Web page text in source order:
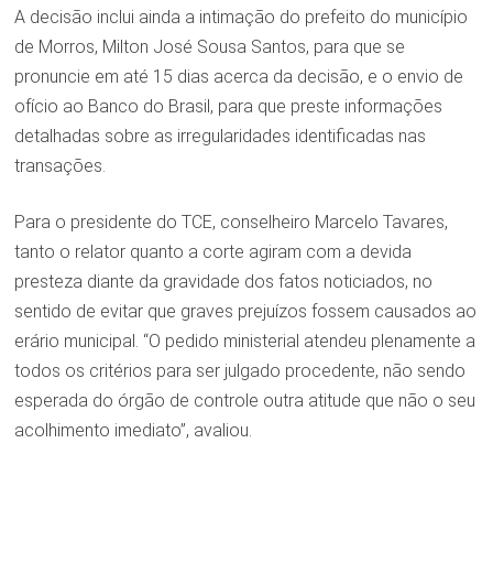
A decisão inclui ainda a intimação do prefeito do município
de Morros, Milton José Sousa Santos, para que se
pronuncie em até 15 dias acerca da decisão, e o envio de
ofício ao Banco do Brasil, para que preste informações
detalhadas sobre as irregularidades identificadas nas
transações.
Para o presidente do TCE, conselheiro Marcelo Tavares,
tanto o relator quanto a corte agiram com a devida
presteza diante da gravidade dos fatos noticiados, no
sentido de evitar que graves prejuízos fossem causados ao
erário municipal. “O pedido ministerial atendeu plenamente a
todos os critérios para ser julgado procedente, não sendo
esperada do órgão de controle outra atitude que não o seu
acolhimento imediato”, avaliou.